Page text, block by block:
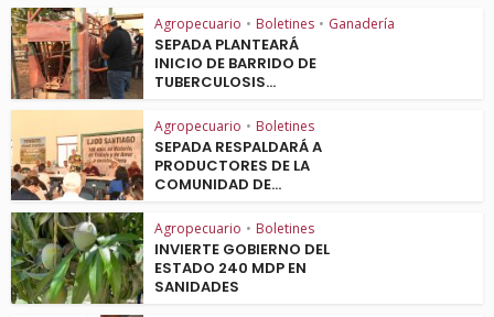
Agropecuario • Boletines • Ganadería
SEPADA PLANTEARÁ
INICIO DE BARRIDO DE
TUBERCULOSIS...
Agropecuario • Boletines
SEPADA RESPALDARÁ A
PRODUCTORES DE LA
COMUNIDAD DE...
Agropecuario • Boletines
INVIERTE GOBIERNO DEL
ESTADO 240 MDP EN
SANIDADES